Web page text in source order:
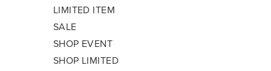
LIMITED ITEM
SALE
SHOP EVENT
SHOP LIMITED